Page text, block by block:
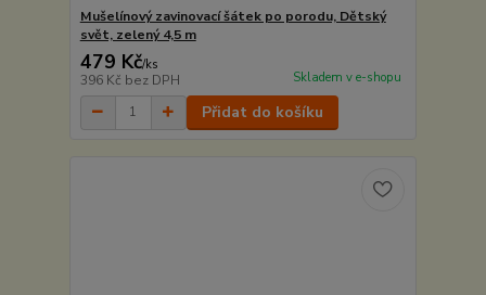
Mušelínový zavinovací šátek po porodu, Dětský
svět, zelený 4,5 m
479 Kč/ks
396 Kč bez DPH Skladem v e-shopu
Přidat do košíku